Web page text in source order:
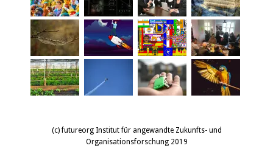
(c) futureorg Institut für angewandte Zukunfts- und
Organisationsforschung 2019